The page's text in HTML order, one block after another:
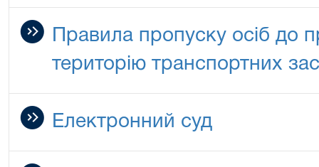
Правила пропуску осіб до
територію транспортних
Електронний суд